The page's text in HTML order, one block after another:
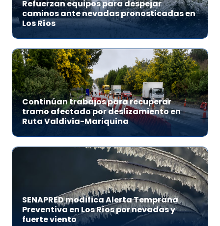
Refuerzan equipos para despejar
caminos ante nevadas pronosticadas en
Los Ríos
Continúan trabajos para recuperar
tramo afectado por deslizamiento en
Ruta Valdivia-Mariquina
SENAPRED modifica Alerta Temprana
Preventiva en Los Ríos por nevadas y
fuerte viento